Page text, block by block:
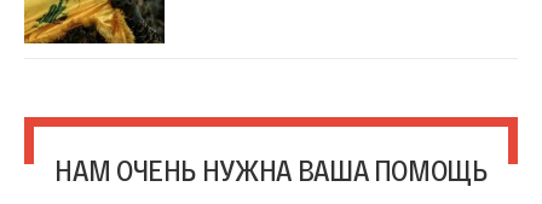
НАМ ОЧЕНЬ НУЖНА ВАША ПОМОЩЬ